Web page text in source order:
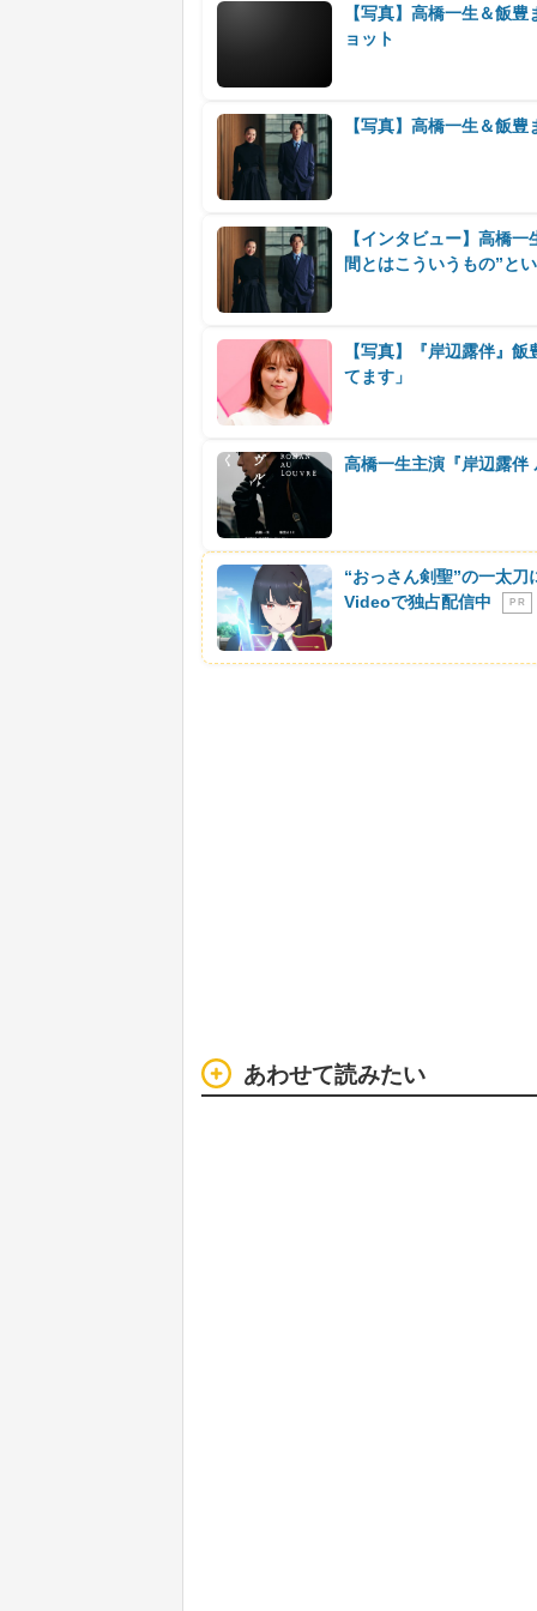
【写真】高橋一生＆飯
ョット
【写真】高橋一生＆飯
【インタビュー】高橋
間とはこういうもの”と
【写真】『岸辺露伴』
てます」
高橋一生主演『岸辺露伴
“おっさん剣聖”の一太
Videoで独占配信中
P R
あわせて読みたい